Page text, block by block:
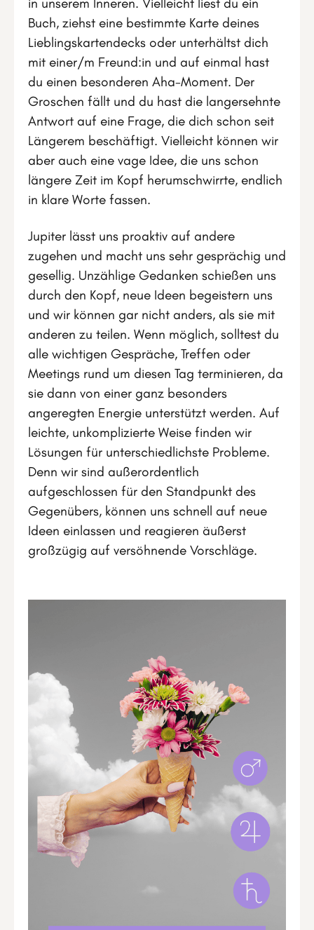
Buch, ziehst eine bestimmte Karte deines
Lieblingskartendecks oder unterhältst dich
mit einer/m Freund:in und auf einmal hast
du einen besonderen Aha-Moment. Der
Groschen fällt und du hast die langersehnte
Antwort auf eine Frage, die dich schon seit
Längerem beschäftigt. Vielleicht können wir
aber auch eine vage Idee, die uns schon
längere Zeit im Kopf herumschwirrte, endlich
in klare Worte fassen.
Jupiter lässt uns proaktiv auf andere
zugehen und macht uns sehr gesprächig und
gesellig. Unzählige Gedanken schießen uns
durch den Kopf, neue Ideen begeistern uns
und wir können gar nicht anders, als sie mit
anderen zu teilen. Wenn möglich, solltest du
alle wichtigen Gespräche, Treffen oder
Meetings rund um diesen Tag terminieren, da
sie dann von einer ganz besonders
angeregten Energie unterstützt werden. Auf
leichte, unkomplizierte Weise finden wir
Lösungen für unterschiedlichste Probleme.
Denn wir sind außerordentlich
aufgeschlossen für den Standpunkt des
Gegenübers, können uns schnell auf neue
Ideen einlassen und reagieren äußerst
großzügig auf versöhnende Vorschläge.